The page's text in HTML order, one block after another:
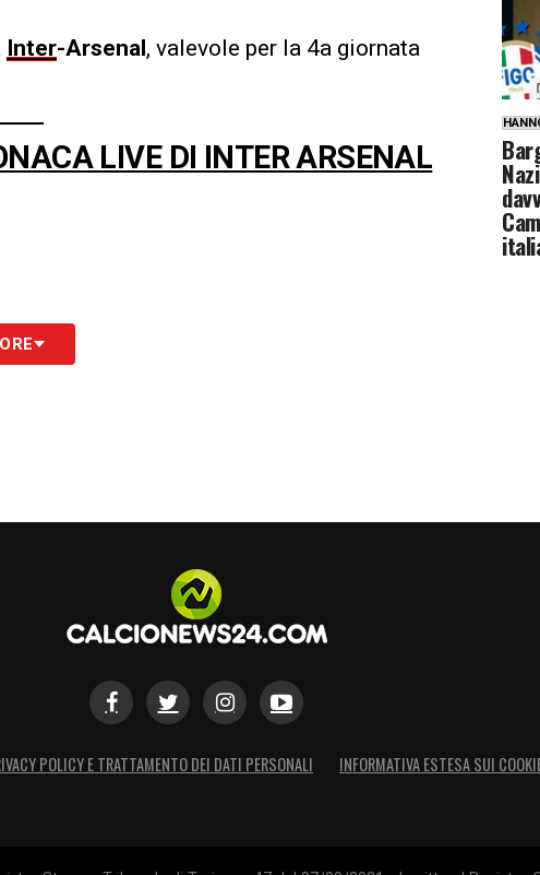
Inter-Arsenal, valevole per la 4a giornata
LIVE DI INTER ARSENAL
POLICY E TRATTAMENTO DEI DATI PERSONALI INFORMATIVA ESTESA SUI